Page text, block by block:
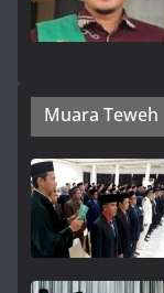
Muara Teweh